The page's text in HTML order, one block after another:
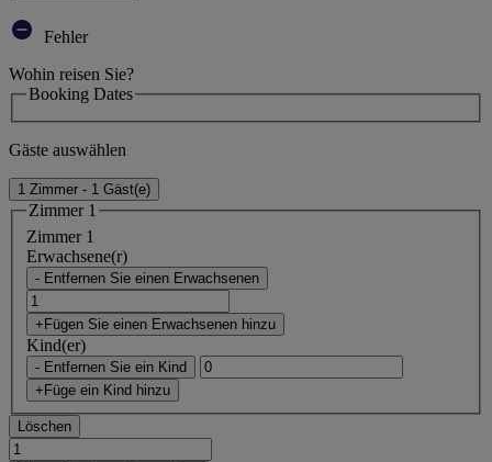
Fehler
Wohin reisen Sie?
Booking Dates
Gäste auswählen
1 Zimmer - 1 Gäst(e)
Zimmer 1
Zimmer 1
Erwachsene(r)
- Entfernen Sie einen Erwachsenen
+Fügen Sie einen Erwachsenen hinzu
Kind(er)
- Entfernen Sie ein Kind
+Füge ein Kind hinzu
Löschen